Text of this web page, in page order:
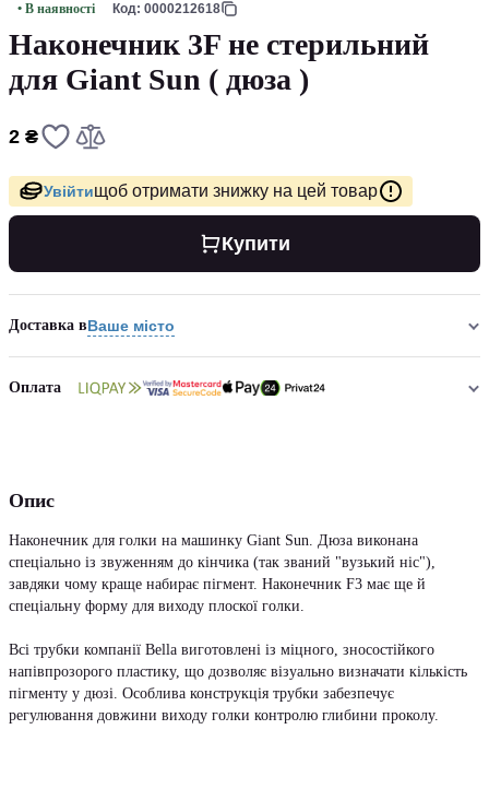
• В наявності Код: 0000212618
Наконечник 3F не стерильний
для Giant Sun ( дюза )
2 ₴
Увійтищоб отримати знижку на цей товар
Купити
Доставка вВаше місто
Оплата
Опис
Наконечник для голки на машинку Giant Sun. Дюза виконана
спеціально із звуженням до кінчика (так званий "вузький ніс"),
завдяки чому краще набирає пігмент. Наконечник F3 має ще й
спеціальну форму для виходу плоскої голки.
Всі трубки компанії Bella виготовлені із міцного, зносостійкого
напівпрозорого пластику, що дозволяє візуально визначати кількість
пігменту у дюзі. Особлива конструкція трубки забезпечує
регулювання довжини виходу голки контролю глибини проколу.